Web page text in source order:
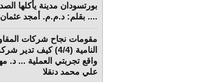
.... بقلم: د.م.م. أمجد
مقومات نجاح شركات
النامية (4/4) كيف
واقع تجربتي العملية ...
علي محمد دنقلا